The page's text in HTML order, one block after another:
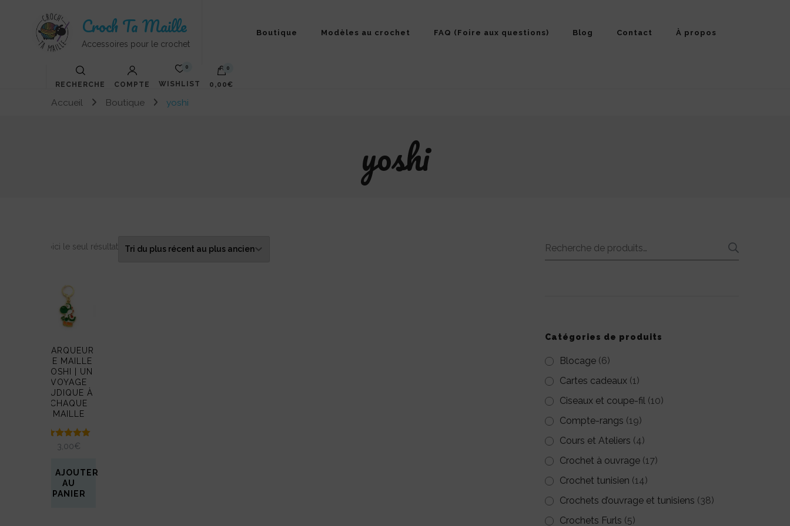
Croch Ta Maille
Accessoires pour le crochet
Boutique Modèles au crochet FAQ (Foire aux questions) Blog Contact À propos
RECHERCHE COMPTE
0
WISHLIST
0
0,00€
Accueil Boutique yoshi
yoshi
Voici le seul résultat
MARQUEUR
DE MAILLE
YOSHI | UN
VOYAGE
LUDIQUE À
CHAQUE
MAILLE
Note
3,00€
AJOUTER
AU
PANIER
Recherche
Catégories de produits
Blocage (6)
Cartes cadeaux (1)
Ciseaux et coupe-fil (10)
Compte-rangs (19)
Cours et Ateliers (4)
Crochet à ouvrage (17)
Crochet tunisien (14)
Crochets d’ouvrage et tunisiens (38)
Crochets Furls (5)